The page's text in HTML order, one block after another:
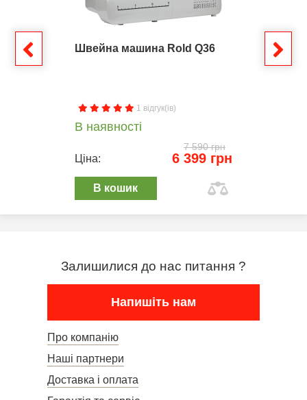
Швейна машина Rold Q36
1 відгук(ів)
В наявності
7 590 грн
Ціна: 6 399 грн
В кошик
Залишилися до нас питання ?
Напишіть нам
Про компанію
Наші партнери
Доставка і оплата